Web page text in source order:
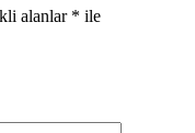
alanlar * ile